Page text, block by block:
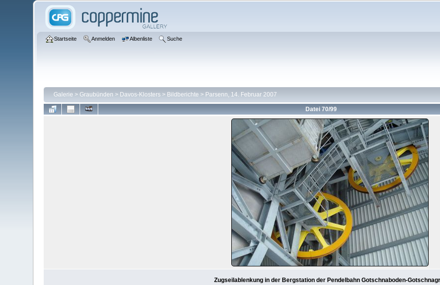
Startseite Anmelden Albenliste Suche
Galerie > Graubünden > Davos-Klosters> Bildberichte > Parsenn, 14. Februar 2007
Datei 70/99
Zugseilablenkung in der Bergstation der Pendelbahn Gotschnaboden-